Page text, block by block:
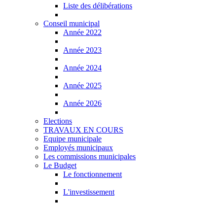
Liste des délibérations
Conseil municipal
Année 2022
Année 2023
Année 2024
Année 2025
Année 2026
Elections
TRAVAUX EN COURS
Equipe municipale
Employés municipaux
Les commissions municipales
Le Budget
Le fonctionnement
L'investissement